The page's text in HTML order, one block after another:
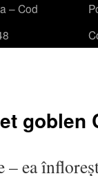
– Cod
goblen
– ea